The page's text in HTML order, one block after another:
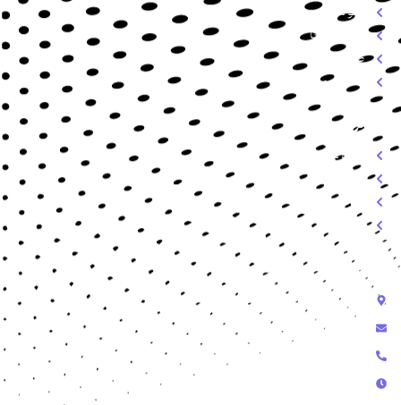
سئو سایت
سوشال مدیا
طراحی گرافیک
خدمات میزبانی وب
دسترسی سریع
درباره ما
خدمات
تعرفه
تماس
تماس با ما
رشت - گلسار - خیابان استاد معین
info@amnssl.com